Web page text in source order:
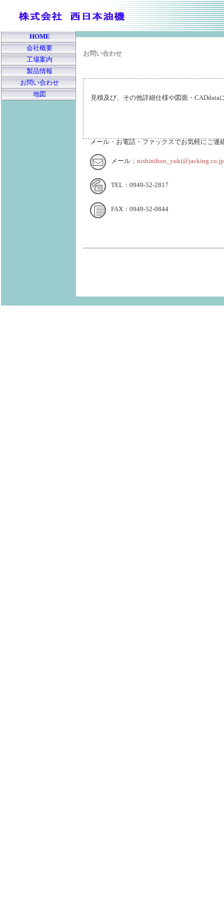
HOME
会社概要
工場案内
製品情報
お問い合わせ
地図
お問い合わせ
見積及び、その他詳細仕様や図面・
メール・お電話・ファックスでお気軽にご連
メール： nishinihon_yuki@jacking.co.jp
TEL：0949-52-2817
FAX：0949-52-0844